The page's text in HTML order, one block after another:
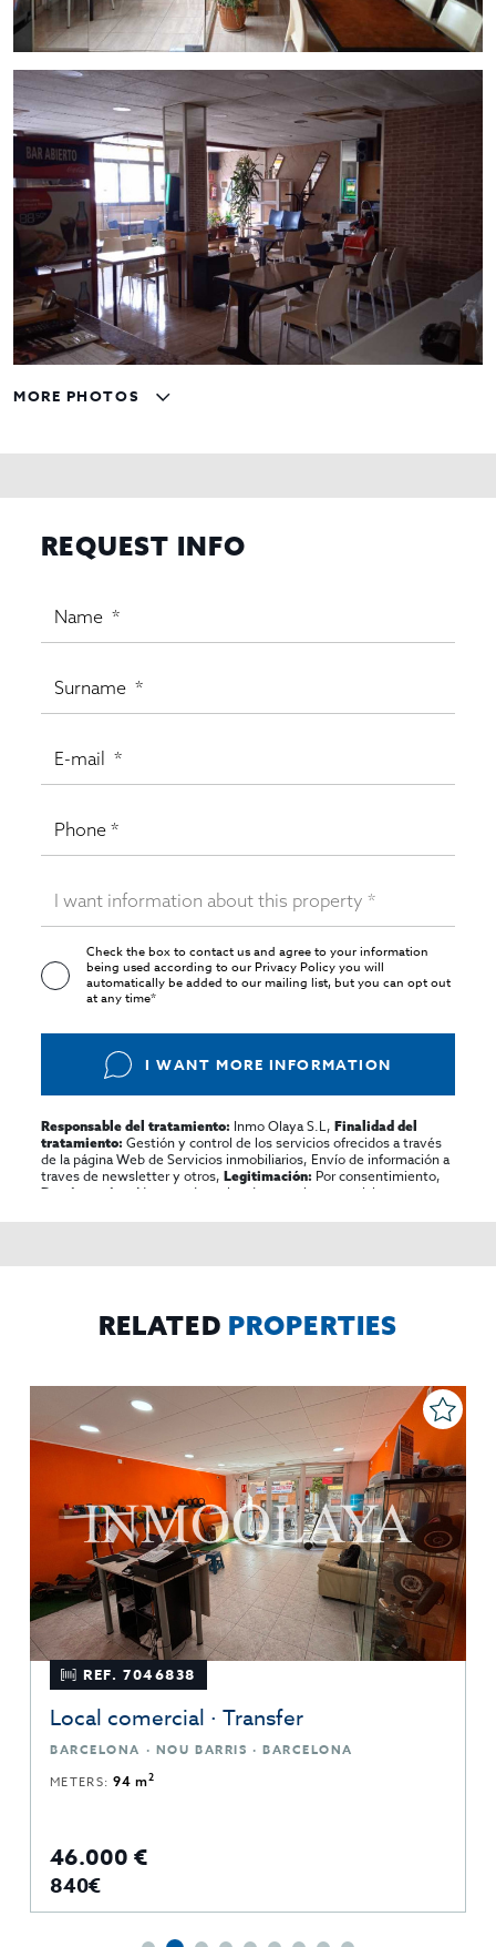
MORE PHOTOS
REQUEST INFO
Check the box to contact us and agree to your information
being used according to ourPrivacy Policyyou will
automatically be added to our mailing list, but you can opt out
at any time*
I WANT MORE INFORMATION
Responsable del tratamiento: Inmo Olaya S.L,Finalidad del
tratamiento: Gestión y control de los servicios ofrecidos a través
de la página Web de Servicios inmobiliarios, Envío de información a
traves de newsletter y otros,Legitimación: Por consentimiento,
Destinatarios:
No se cederan los datos, salvo para elaborar
rectificar y suprimir los datos, solicitar la portabilidad de los
RELATED PROPERTIES
REF. 7046838
Local comercial · Transfer
BARCELONA · NOU BARRIS · BARCELONA
METERS:94 m2
46.000 €
840€